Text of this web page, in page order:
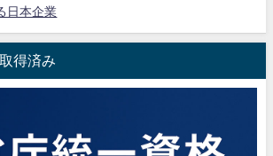
日本企業
得済み